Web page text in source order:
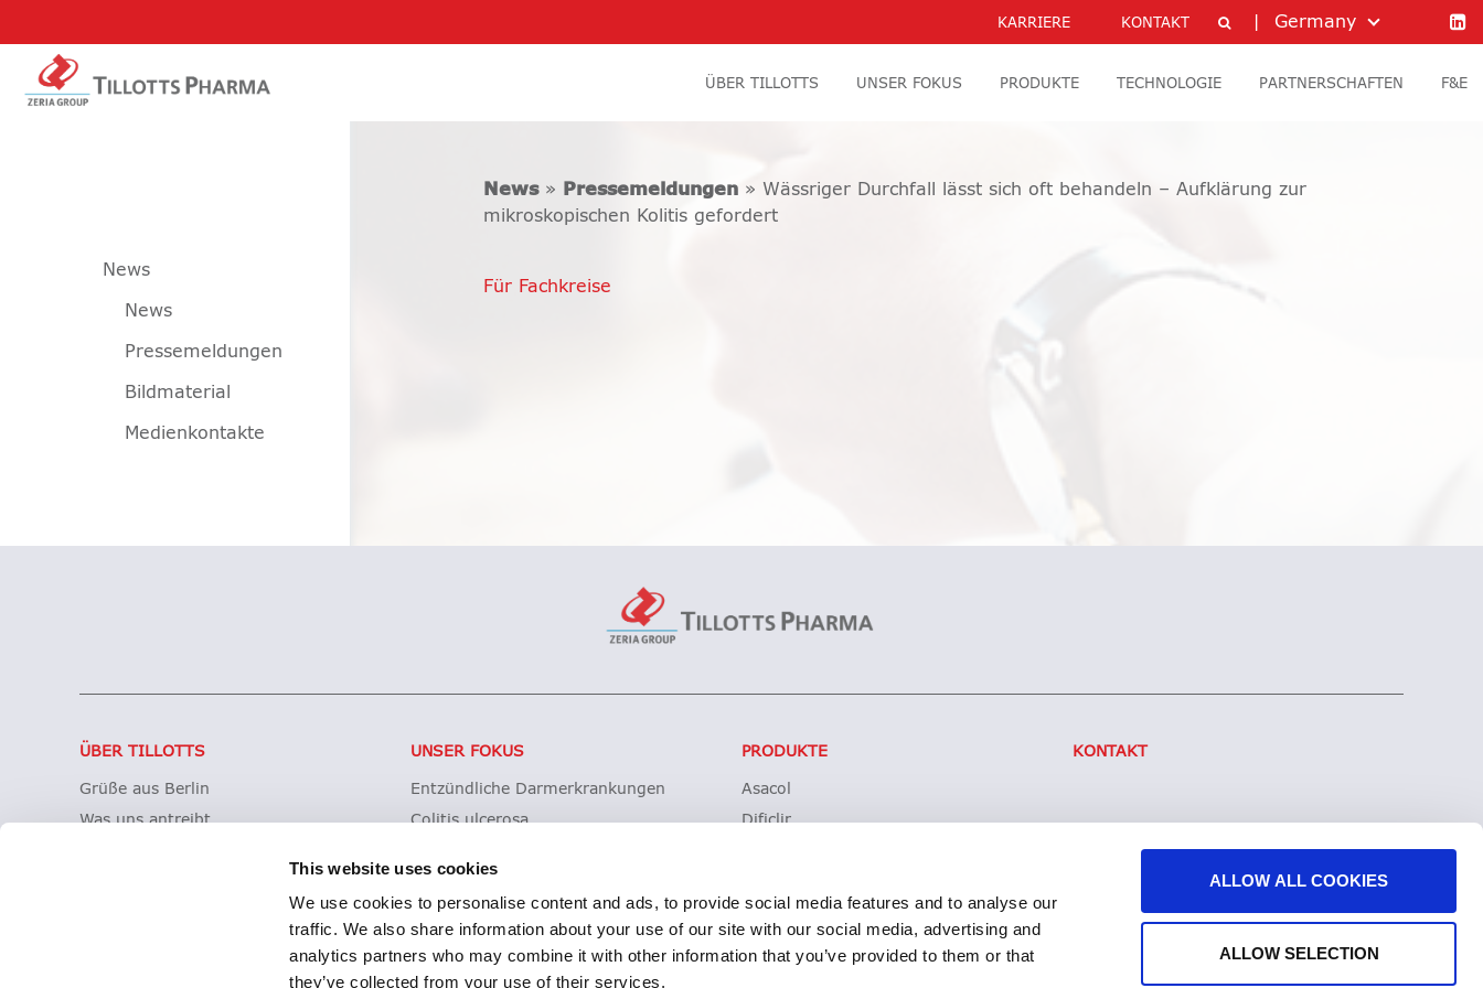
This website uses cookies
We use cookies to personalise content and ads, to provide social media features and to analyse our
traffic. We also share information about your use of our site with our social media, advertising and
analytics partners who may combine it with other information that you’ve provided to them or that
they’ve collected from your use of their services.
ALLOW ALL COOKIES
ALLOW SELECTION
KARRIERE KONTAKT Germany
ÜBER TILLOTTS UNSER FOKUS PRODUKTE TECHNOLOGIE PARTNERSCHAFTEN F&E
News» Pressemeldungen » Wässriger Durchfall lässt sich oft behandeln – Aufklärung zur
mikroskopischen Kolitis gefordert
Für Fachkreise
News
News
Pressemeldungen
Bildmaterial
Medienkontakte
ÜBER TILLOTTS
Grüße aus Berlin
Was uns antreibt
UNSER FOKUS
Entzündliche Darmerkrankungen
Colitis ulcerosa
Clostridioides difficile-Infektionen (CDI)
PRODUKTE
Asacol
Dificlir
Erstattung Lagerwertverluste
KONTAKT